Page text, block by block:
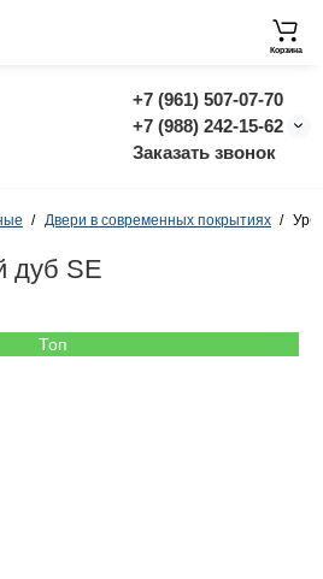
+7 (961) 507-07-70
+7 (988) 242-15-62
Заказать звонок
Корзина
Двери в современных покрытиях
дуб SE
Топ